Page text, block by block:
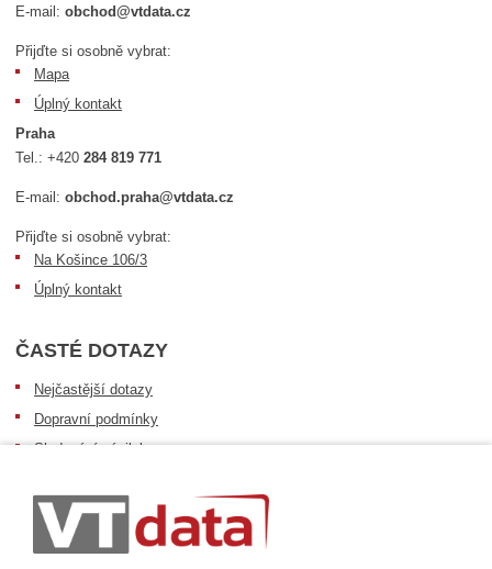
E-mail:obchod@vtdata.cz
Přijďte si osobně vybrat:
Mapa
Úplný kontakt
Praha
Tel.:+420284 819 771
E-mail:obchod.praha@vtdata.cz
Přijďte si osobně vybrat:
Na Košince 106/3
Úplný kontakt
ČASTÉ DOTAZY
Nejčastější dotazy
Dopravní podmínky
Sledování zásilek
Informace k dostupnosti zboží
Obecné informace